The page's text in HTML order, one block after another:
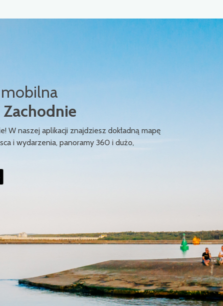
W naszej aplikacji znajdziesz dokładną mapę
i wydarzenia, panoramy 360 i dużo,